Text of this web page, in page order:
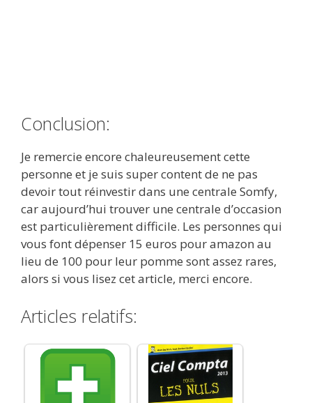
Conclusion:
Je remercie encore chaleureusement cette
personne et je suis super content de ne pas
devoir tout réinvestir dans une centrale Somfy,
car aujourd’hui trouver une centrale d’occasion
est particulièrement difficile. Les personnes qui
vous font dépenser 15 euros pour amazon au
lieu de 100 pour leur pomme sont assez rares,
alors si vous lisez cet article, merci encore.
Articles relatifs: